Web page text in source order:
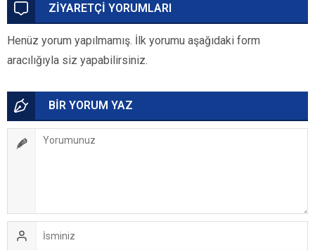
ZİYARETÇİ YORUMLARI
Henüz yorum yapılmamış. İlk yorumu aşağıdaki form
aracılığıyla siz yapabilirsiniz.
BİR YORUM YAZ